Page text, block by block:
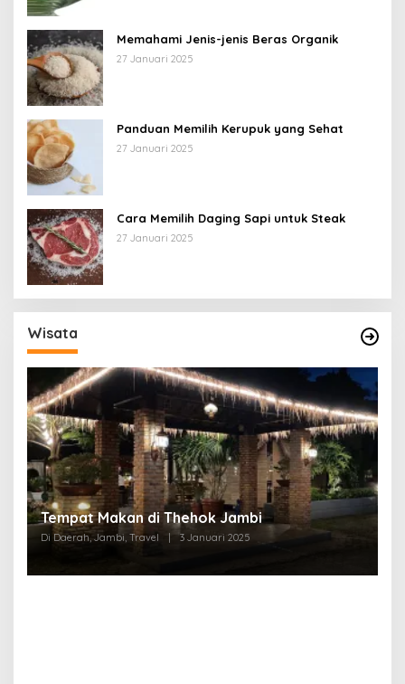
Memahami Jenis-jenis Beras Organik
27 Januari 2025
Panduan Memilih Kerupuk yang Sehat
27 Januari 2025
Cara Memilih Daging Sapi untuk Steak
27 Januari 2025
Wisata
Tempat Makan di Thehok Jambi
Di Daerah, Jambi, Travel | 3 Januari 2025